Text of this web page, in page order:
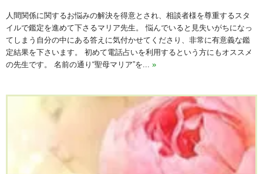
人間関係に関するお悩みの解決を得意とされ、相談者様を尊重するスタ
イルで鑑定を進めて下さるマリア先生。 悩んでいると見失いがちになっ
てしまう自分の中にある答えに気付かせてくださり、非常に有意義な鑑
定結果を下さいます。 初めて電話占いを利用するという方にもオススメ
の先生です。 名前の通り“聖母マリア”を... »